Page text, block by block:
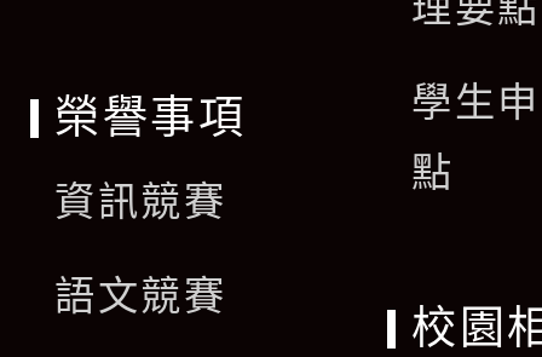
學生
點
榮譽事項
資訊競賽
語文競賽
校園